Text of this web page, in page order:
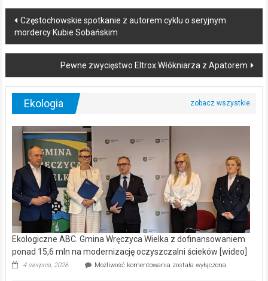
Post
navigation
Częstochowskie spotkanie z autorem cyklu o seryjnym
mordercy Kubie Sobańskim
Pewne zwycięstwo Eltrox Włókniarza z Apatorem
Ekologia
Ekologiczne ABC. Gmina Wręczyca Wielka z dofinansowaniem
ponad 15,6 mln na modernizację oczyszczalni ścieków [wideo]
4 sierpnia, 2026 Możliwość komentowania Ekologiczne
została wyłączona